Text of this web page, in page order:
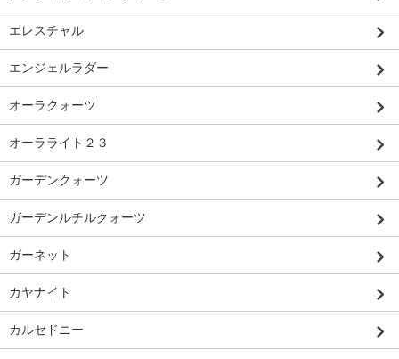
エレスチャル
エンジェルラダー
オーラクォーツ
オーラライト２３
ガーデンクォーツ
ガーデンルチルクォーツ
ガーネット
カヤナイト
カルセドニー